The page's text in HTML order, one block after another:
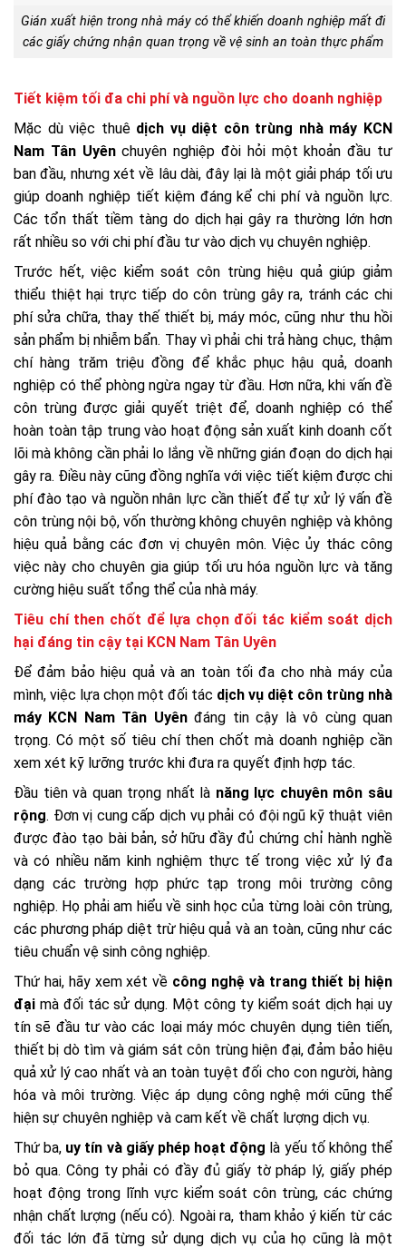
Gián xuất hiện trong nhà máy có thể khiến doanh nghiệp mất đi
các giấy chứng nhận quan trọng về vệ sinh an toàn thực phẩm
Tiết kiệm tối đa chi phí và nguồn lực cho doanh nghiệp
Mặc dù việc thuê dịch vụ diệt côn trùng nhà máy KCN
Nam Tân Uyênchuyên nghiệp đòi hỏi một khoản đầu tư
ban đầu, nhưng xét về lâu dài, đây lại là một giải pháp tối ưu
giúp doanh nghiệp tiết kiệm đáng kể chi phí và nguồn lực.
Các tổn thất tiềm tàng do dịch hại gây ra thường lớn hơn
rất nhiều so với chi phí đầu tư vào dịch vụ chuyên nghiệp.
Trước hết, việc kiểm soát côn trùng hiệu quả giúp giảm
thiểu thiệt hại trực tiếp do côn trùng gây ra, tránh các chi
phí sửa chữa, thay thế thiết bị, máy móc, cũng như thu hồi
sản phẩm bị nhiễm bẩn. Thay vì phải chi trả hàng chục, thậm
chí hàng trăm triệu đồng để khắc phục hậu quả, doanh
nghiệp có thể phòng ngừa ngay từ đầu. Hơn nữa, khi vấn đề
côn trùng được giải quyết triệt để, doanh nghiệp có thể
hoàn toàn tập trung vào hoạt động sản xuất kinh doanh cốt
lõi mà không cần phải lo lắng về những gián đoạn do dịch hại
gây ra. Điều này cũng đồng nghĩa với việc tiết kiệm được chi
phí đào tạo và nguồn nhân lực cần thiết để tự xử lý vấn đề
côn trùng nội bộ, vốn thường không chuyên nghiệp và không
hiệu quả bằng các đơn vị chuyên môn. Việc ủy thác công
việc này cho chuyên gia giúp tối ưu hóa nguồn lực và tăng
cường hiệu suất tổng thể của nhà máy.
Tiêu chí then chốt để lựa chọn đối tác kiểm soát dịch
hại đáng tin cậy tại KCN Nam Tân Uyên
Để đảm bảo hiệu quả và an toàn tối đa cho nhà máy của
mình, việc lựa chọn một đối tác dịch vụ diệt côn trùng nhà
máy KCN Nam Tân Uyênđáng tin cậy là vô cùng quan
trọng. Có một số tiêu chí then chốt mà doanh nghiệp cần
xem xét kỹ lưỡng trước khi đưa ra quyết định hợp tác.
Đầu tiên và quan trọng nhất là năng lực chuyên môn sâu
rộng. Đơn vị cung cấp dịch vụ phải có đội ngũ kỹ thuật viên
được đào tạo bài bản, sở hữu đầy đủ chứng chỉ hành nghề
và có nhiều năm kinh nghiệm thực tế trong việc xử lý đa
dạng các trường hợp phức tạp trong môi trường công
nghiệp. Họ phải am hiểu về sinh học của từng loài côn trùng,
các phương pháp diệt trừ hiệu quả và an toàn, cũng như các
tiêu chuẩn vệ sinh công nghiệp.
Thứ hai, hãy xem xét về công nghệ và trang thiết bị hiện
đại mà đối tác sử dụng. Một công ty kiểm soát dịch hại uy
tín sẽ đầu tư vào các loại máy móc chuyên dụng tiên tiến,
thiết bị dò tìm và giám sát côn trùng hiện đại, đảm bảo hiệu
quả xử lý cao nhất và an toàn tuyệt đối cho con người, hàng
hóa và môi trường. Việc áp dụng công nghệ mới cũng thể
hiện sự chuyên nghiệp và cam kết về chất lượng dịch vụ.
Thứ ba, uy tín và giấy phép hoạt động là yếu tố không thể
bỏ qua. Công ty phải có đầy đủ giấy tờ pháp lý, giấy phép
hoạt động trong lĩnh vực kiểm soát côn trùng, các chứng
nhận chất lượng (nếu có). Ngoài ra, tham khảo ý kiến từ các
đối tác lớn đã từng sử dụng dịch vụ của họ cũng là một